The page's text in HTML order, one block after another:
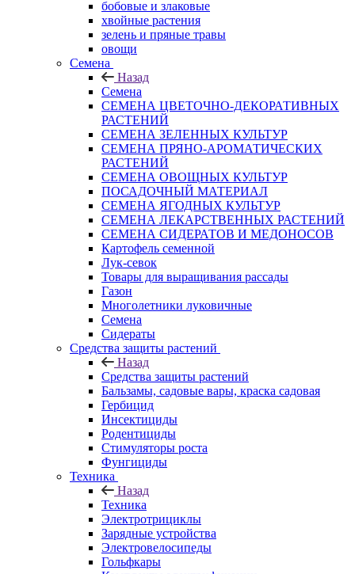
бобовые и злаковые
хвойные растения
зелень и пряные травы
овощи
Семена
Назад
Семена
СЕМЕНА ЦВЕТОЧНО-ДЕКОРАТИВНЫХ
РАСТЕНИЙ
СЕМЕНА ЗЕЛЕННЫХ КУЛЬТУР
СЕМЕНА ПРЯНО-АРОМАТИЧЕСКИХ
РАСТЕНИЙ
СЕМЕНА ОВОЩНЫХ КУЛЬТУР
ПОСАДОЧНЫЙ МАТЕРИАЛ
СЕМЕНА ЯГОДНЫХ КУЛЬТУР
СЕМЕНА ЛЕКАРСТВЕННЫХ РАСТЕНИЙ
СЕМЕНА СИДЕРАТОВ И МЕДОНОСОВ
Картофель семенной
Лук-севок
Товары для выращивания рассады
Газон
Многолетники луковичные
Семена
Сидераты
Средства защиты растений
Назад
Средства защиты растений
Бальзамы, садовые вары, краска садовая
Гербицид
Инсектициды
Родентициды
Стимуляторы роста
Фунгициды
Техника
Назад
Техника
Электротрициклы
Зарядные устройства
Электровелосипеды
Гольфкары